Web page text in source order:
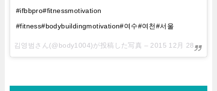
#ifbbpro#fitnessmotivation
#fitness#bodybuildingmotivation#여수#여천#서울
김영범さん(@body1004)が投稿した写真 – 2015 12月 28 6:02午後 PST